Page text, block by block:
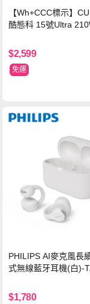
【Wh+CCC標示】
酷態科 15號Ultra
$2,599
免運
PHILIPS AI麥克風長
式無線藍牙耳機(白)-
$1,780